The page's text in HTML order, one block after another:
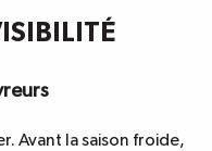
Avant la saison froide,